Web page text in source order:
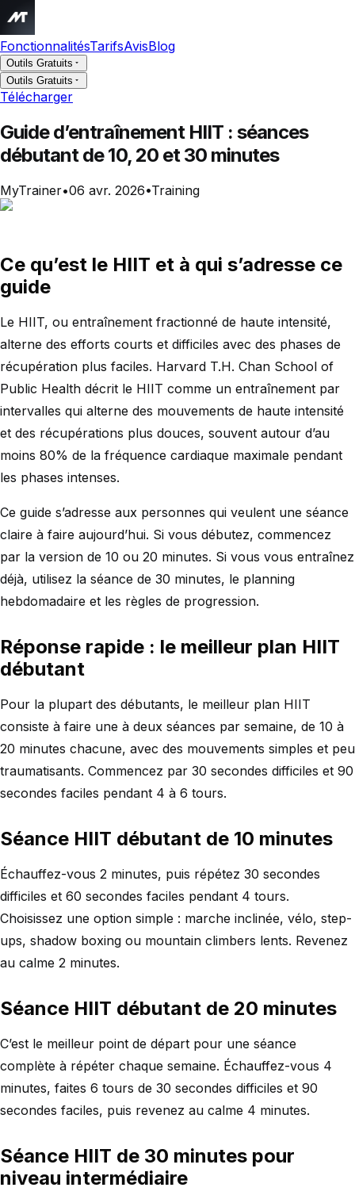
FonctionnalitésTarifsAvisBlog
Outils Gratuits
Outils Gratuits
Télécharger
Guide d’entraînement HIIT : séances
débutant de 10, 20 et 30 minutes
MyTrainer•06 avr. 2026•Training
Ce qu’est le HIIT et à qui s’adresse ce
guide
Le HIIT, ou entraînement fractionné de haute intensité,
alterne des efforts courts et difficiles avec des phases de
récupération plus faciles. Harvard T.H. Chan School of
Public Health décrit le HIIT comme un entraînement par
intervalles qui alterne des mouvements de haute intensité
et des récupérations plus douces, souvent autour d’au
moins 80% de la fréquence cardiaque maximale pendant
les phases intenses.
Ce guide s’adresse aux personnes qui veulent une séance
claire à faire aujourd’hui. Si vous débutez, commencez
par la version de 10 ou 20 minutes. Si vous vous entraînez
déjà, utilisez la séance de 30 minutes, le planning
hebdomadaire et les règles de progression.
Réponse rapide : le meilleur plan HIIT
débutant
Pour la plupart des débutants, le meilleur plan HIIT
consiste à faire une à deux séances par semaine, de 10 à
20 minutes chacune, avec des mouvements simples et peu
traumatisants. Commencez par 30 secondes difficiles et 90
secondes faciles pendant 4 à 6 tours.
Séance HIIT débutant de 10 minutes
Échauffez-vous 2 minutes, puis répétez 30 secondes
difficiles et 60 secondes faciles pendant 4 tours.
Choisissez une option simple : marche inclinée, vélo, step-
ups, shadow boxing ou mountain climbers lents. Revenez
au calme 2 minutes.
Séance HIIT débutant de 20 minutes
C’est le meilleur point de départ pour une séance
complète à répéter chaque semaine. Échauffez-vous 4
minutes, faites 6 tours de 30 secondes difficiles et 90
secondes faciles, puis revenez au calme 4 minutes.
Séance HIIT de 30 minutes pour
niveau intermédiaire